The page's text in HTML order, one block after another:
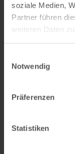
soziale Medien,
Partner führen
weiteren Daten
Notwendig
Präferenzen
Statistiken